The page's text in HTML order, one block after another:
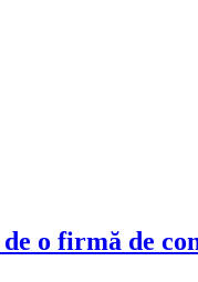
o firmă de